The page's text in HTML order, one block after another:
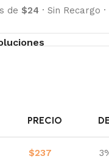
de $24 · Sin Recargo ·
PRECIO
$237